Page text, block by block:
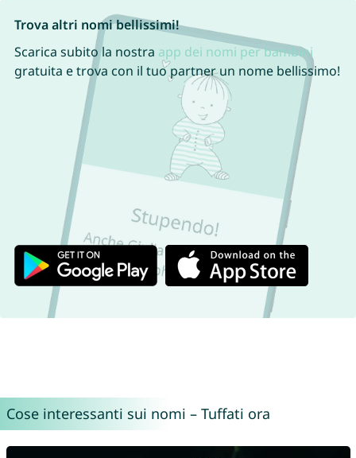
Trova altri nomi bellissimi!
Scarica subito la nostra app dei nomi per bambini
gratuita e trova con il tuo partner un nome bellissimo!
Cose interessanti sui nomi – Tuffati ora